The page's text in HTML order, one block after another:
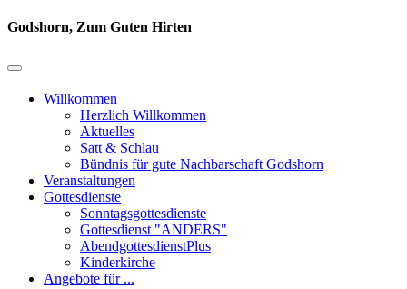
Godshorn, Zum Guten Hirten
Willkommen
Herzlich Willkommen
Aktuelles
Satt & Schlau
Bündnis für gute Nachbarschaft Godshorn
Veranstaltungen
Gottesdienste
Sonntagsgottesdienste
Gottesdienst "ANDERS"
AbendgottesdienstPlus
Kinderkirche
Angebote für ...